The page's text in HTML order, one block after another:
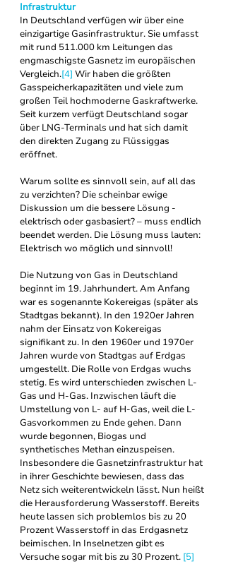
Infrastruktur
In Deutschland verfügen wir über eine
einzigartige Gasinfrastruktur. Sie umfasst
mit rund 511.000 km Leitungen das
engmaschigste Gasnetz im europäischen
Vergleich.[4] Wir haben die größten
Gasspeicherkapazitäten und viele zum
großen Teil hochmoderne Gaskraftwerke.
Seit kurzem verfügt Deutschland sogar
über LNG-Terminals und hat sich damit
den direkten Zugang zu Flüssiggas
eröffnet.
Warum sollte es sinnvoll sein, auf all das
zu verzichten? Die scheinbar ewige
Diskussion um die bessere Lösung -
elektrisch oder gasbasiert? – muss endlich
beendet werden. Die Lösung muss lauten:
Elektrisch wo möglich und sinnvoll!
Die Nutzung von Gas in Deutschland
beginnt im 19. Jahrhundert. Am Anfang
war es sogenannte Kokereigas (später als
Stadtgas bekannt). In den 1920er Jahren
nahm der Einsatz von Kokereigas
signifikant zu. In den 1960er und 1970er
Jahren wurde von Stadtgas auf Erdgas
umgestellt. Die Rolle von Erdgas wuchs
stetig. Es wird unterschieden zwischen L-
Gas und H-Gas. Inzwischen läuft die
Umstellung von L- auf H-Gas, weil die L-
Gasvorkommen zu Ende gehen. Dann
wurde begonnen, Biogas und
synthetisches Methan einzuspeisen.
Insbesondere die Gasnetzinfrastruktur hat
in ihrer Geschichte bewiesen, dass das
Netz sich weiterentwickeln lässt. Nun heißt
die Herausforderung Wasserstoff. Bereits
heute lassen sich problemlos bis zu 20
Prozent Wasserstoff in das Erdgasnetz
beimischen. In Inselnetzen gibt es
Versuche sogar mit bis zu 30 Prozent. [5]